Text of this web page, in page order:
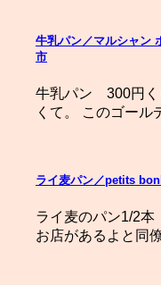
牛乳パン／マルシャン
市
牛乳パン 300円く
くて。 このゴー
ライ麦パン／petits
ライ麦のパン1/2
お店があるよと同